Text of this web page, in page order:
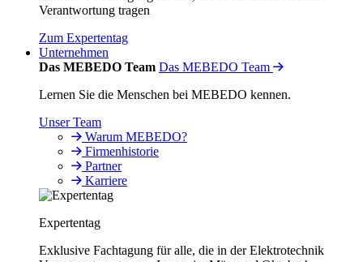
Verantwortung tragen
Zum Expertentag
Unternehmen
Das MEBEDO Team Das MEBEDO Team
Lernen Sie die Menschen bei MEBEDO kennen.
Unser Team
Warum MEBEDO?
Firmenhistorie
Partner
Karriere
Expertentag
Exklusive Fachtagung für alle, die in der Elektrotechnik